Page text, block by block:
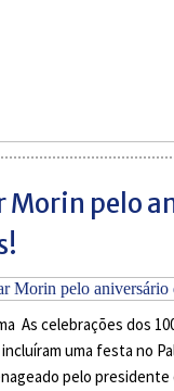
Morin pelo
As celebrações dos
uma festa no
pelo presidente